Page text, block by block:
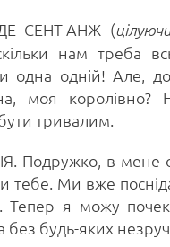
СЕНТ-АНЖ (
нам треба
одна одній! Але,
моя королівно?
тривалим.
Подружко, в мене
тебе. Ми вже
Тепер я можу
без будь-яких